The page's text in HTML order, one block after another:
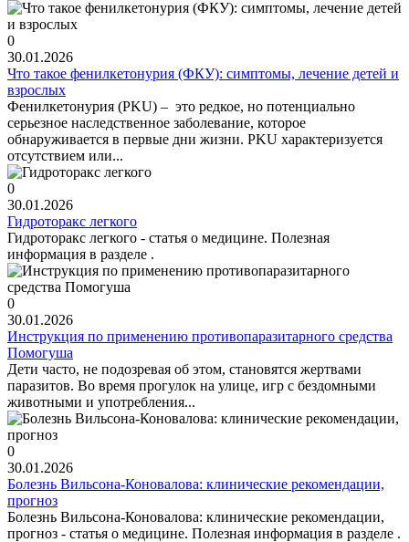
0
30.01.2026
Что такое фенилкетонурия (ФКУ): симптомы, лечение детей и
взрослых
Фенилкетонурия (PKU) – это редкое, но потенциально
серьезное наследственное заболевание, которое
обнаруживается в первые дни жизни. PKU характеризуется
отсутствием или...
0
30.01.2026
Гидроторакс легкого
Гидроторакс легкого - статья о медицине. Полезная
информация в разделе .
0
30.01.2026
Инструкция по применению противопаразитарного средства
Помогуша
Дети часто, не подозревая об этом, становятся жертвами
паразитов. Во время прогулок на улице, игр с бездомными
животными и употребления...
0
30.01.2026
Болезнь Вильсона-Коновалова: клинические рекомендации,
прогноз
Болезнь Вильсона-Коновалова: клинические рекомендации,
прогноз - статья о медицине. Полезная информация в разделе .